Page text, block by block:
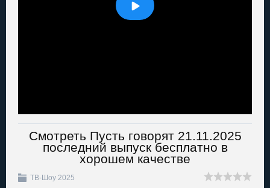
Смотреть Пусть говорят 21.11.2025
последний выпуск бесплатно в
хорошем качестве
ТВ-Шоу 2025